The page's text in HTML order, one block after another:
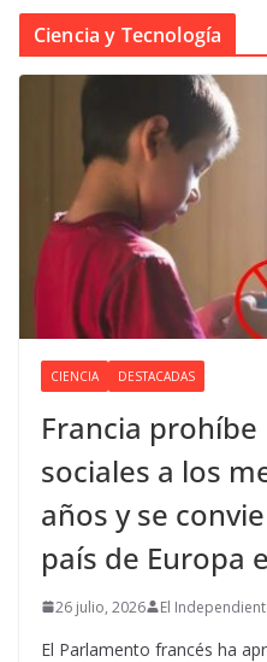
Ciencia y Tecnología
CIENCIA DESTACADAS
Francia prohíbe
sociales a los
años y se
país de Europa
26 julio, 2026 El
El Parlamento francés ha